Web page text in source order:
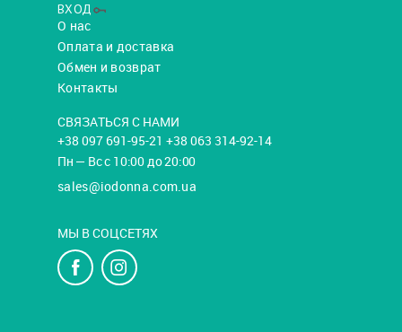
ВХОД
О нас
Оплата и доставка
Обмен и возврат
Контакты
СВЯЗАТЬСЯ С НАМИ
+38 097 691-95-21 +38 063 314-92-14
Пн — Вс с 10:00 до 20:00
sales@iodonna.com.ua
МЫ В СОЦСЕТЯХ